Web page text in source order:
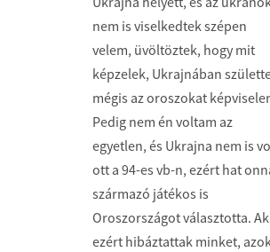
nem is viselkedtek szépen
velem, üvöltöztek, hogy mit
képzelek, Ukrajnában
mégis az oroszokat
Pedig nem én voltam az
egyetlen, és Ukrajna nem is
ott a 94-es vb-n, ezért hat
származó játékos is
Oroszországot választotta.
ezért hibáztattak minket,